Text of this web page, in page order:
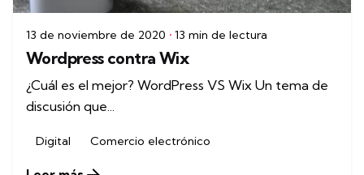
13 de noviembre de 2020 13 min de lectura
Wordpress contra Wix
¿Cuál es el mejor? WordPress VS Wix Un tema de
discusión que...
Digital Comercio electrónico